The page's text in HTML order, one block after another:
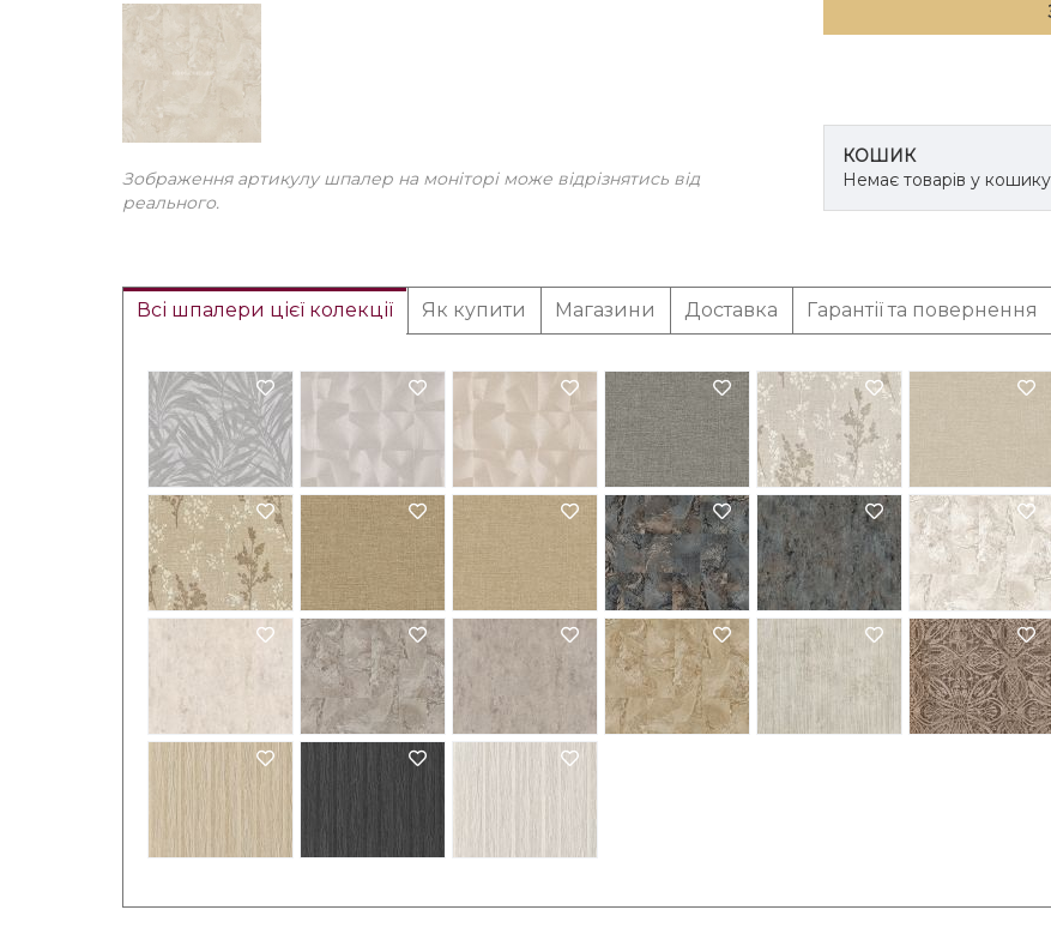
Зображення артикулу шпалер на моніторі може відрізнятись від
реального.
КОШИК
Немає товарів у кошику
Всі шпалери цієї колекції Як купити Магазини Доставка Гарантії та повернення